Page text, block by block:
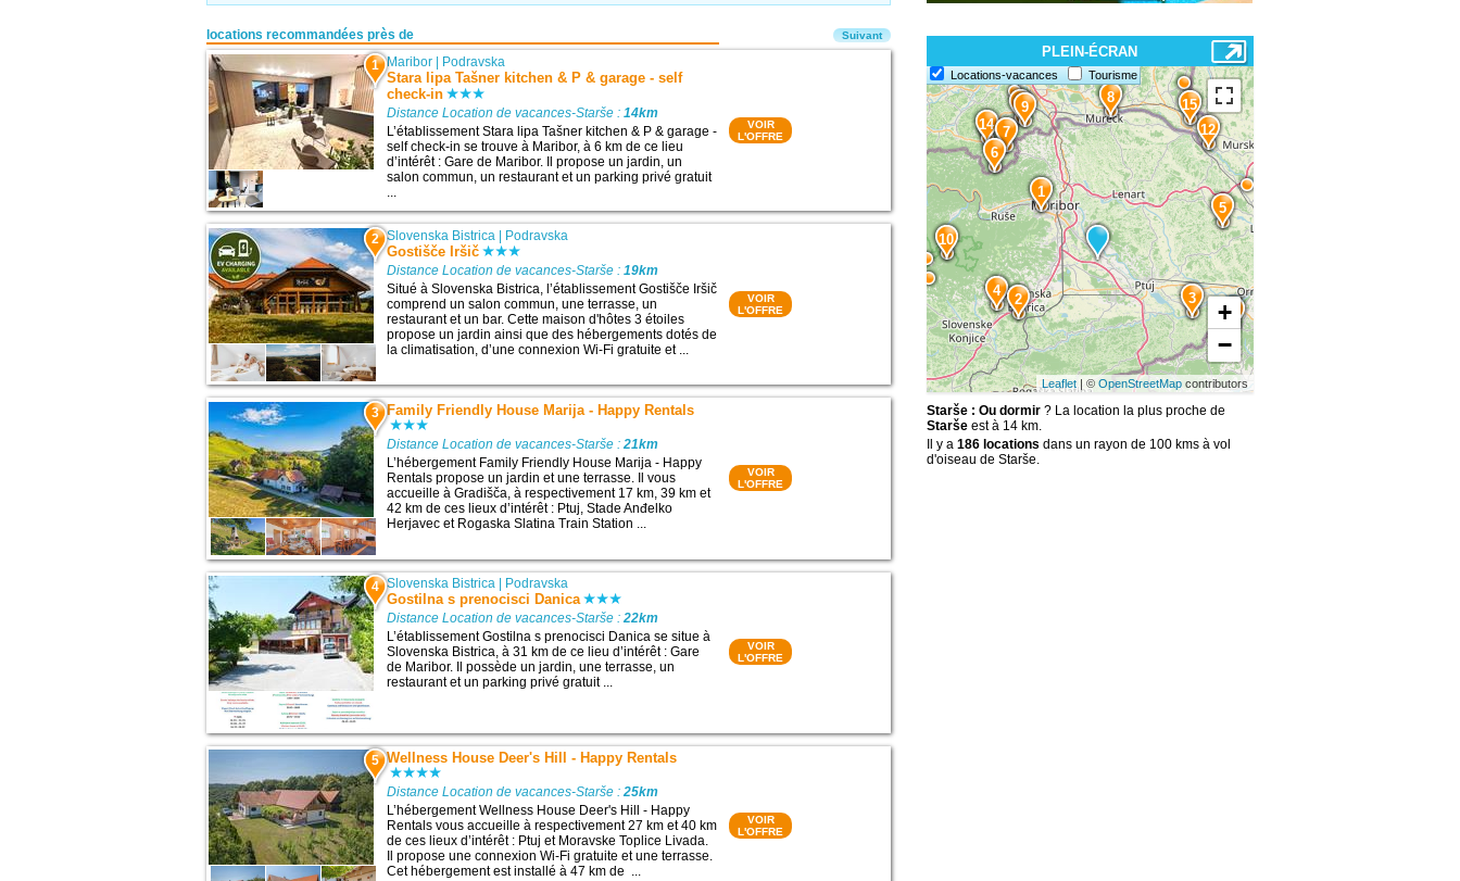
locations recommandées près de
1 Maribor | Podravska
Stara lipa Tašner kitchen & P & garage - self
check-in
Distance Location de vacances-Starše :14km
L’établissement Stara lipa Tašner kitchen & P & garage -
self check-in se trouve à Maribor, à 6 km de ce lieu
d’intérêt : Gare de Maribor. Il propose un jardin, un
salon commun, un restaurant et un parking privé gratuit
VOIR
L'OFFRE
2 Slovenska Bistrica | Podravska
Gostišče Iršič
Distance Location de vacances-Starše :19km
Situé à Slovenska Bistrica, l’établissement Gostišče Iršič
comprend un salon commun, une terrasse, un
restaurant et un bar. Cette maison d'hôtes 3 étoiles
propose un jardin ainsi que des hébergements dotés de
la climatisation, d’une connexion Wi-Fi gratuite et ...
VOIR
L'OFFRE
3 Family Friendly House Marija - Happy Rentals
Distance Location de vacances-Starše :21km
L’hébergement Family Friendly House Marija - Happy
Rentals propose un jardin et une terrasse. Il vous
accueille à Gradišča, à respectivement 17 km, 39 km et
42 km de ces lieux d’intérêt : Ptuj, Stade Anđelko
Herjavec et Rogaska Slatina Train Station ...
VOIR
L'OFFRE
4 Slovenska Bistrica Podravska
Gostilna s prenocisci Danica
Distance Location de vacances-Starše :22km
L’établissement Gostilna s prenocisci Danica se situe à
Slovenska Bistrica, à 31 km de ce lieu d’intérêt : Gare
de Maribor. Il possède un jardin, une terrasse, un
restaurant et un parking privé gratuit ...
VOIR
L'OFFRE
5 Wellness House Deer's Hill - Happy Rentals
Distance Location de vacances-Starše :25km
L’hébergement Wellness House Deer's Hill - Happy
Rentals vous accueille à respectivement 27 km et 40 km
de ces lieux d’intérêt : Ptuj et Moravske Toplice Livada.
Il propose une connexion Wi-Fi gratuite et une terrasse.
Cet hébergement est installé à 47 km de ...
VOIR
L'OFFRE
Suivant
PLEIN-ÉCRAN
Locations-vacances Tourisme
15
14
13
12
11
10
9
8
7
6
5
4 3
2
1
+
−
Leaflet | ©OpenStreetMap contributors
Starše : Ou dormir? La location la plus proche de
Staršeest à 14 km.
Il y a 186 locations dans un rayon de 100 kms à vol
d'oiseau de Starše.